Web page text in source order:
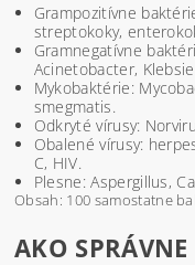
Grampozitívne
streptokoky,
Gramnegatívne
Acinetobacter,
Mykobaktérie:
smegmatis.
Odkryté vírusy:
Obalené vírusy:
C, HIV.
Plesne: Aspergillus,
Obsah: 100 samostatne
AKO